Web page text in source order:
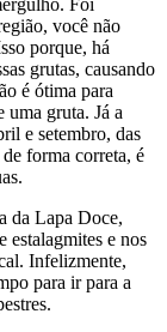
Foi
você não
porque, há
grutas, causando
é ótima para
uma gruta. Já a
e setembro, das
forma correta, é
da Lapa Doce,
estalagmites e nos
Infelizmente,
para ir para a